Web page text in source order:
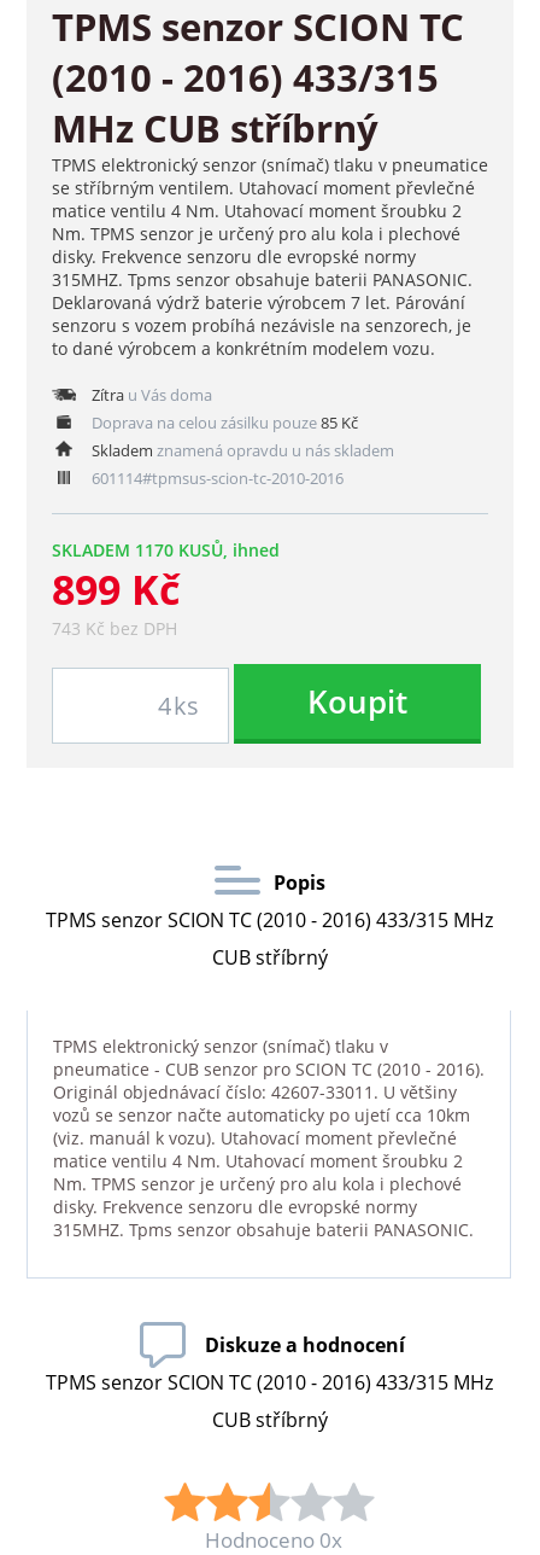
TPMS senzor SCION TC
(2010 - 2016) 433/315
MHz CUB stříbrný
TPMS elektronický senzor (snímač) tlaku v pneumatice
se stříbrným ventilem. Utahovací moment převlečné
matice ventilu 4 Nm. Utahovací moment šroubku 2
Nm. TPMS senzor je určený pro alu kola i plechové
disky. Frekvence senzoru dle evropské normy
315MHZ. Tpms senzor obsahuje baterii PANASONIC.
Deklarovaná výdrž baterie výrobcem 7 let. Párování
senzoru s vozem probíhá nezávisle na senzorech, je
to dané výrobcem a konkrétním modelem vozu.
Zítrau Vás doma
Doprava na celou zásilku pouze85 Kč
Skladem znamená opravdu u nás skladem
601114#tpmsus-scion-tc-2010-2016
SKLADEM 1170 KUSŮ, ihned
899 Kč
743 Kč bez DPH
ks Koupit
Popis
TPMS senzor SCION TC (2010 - 2016) 433/315 MHz
CUB stříbrný
TPMS elektronický senzor (snímač) tlaku v
pneumatice - CUB senzor pro SCION TC (2010 - 2016).
Originál objednávací číslo: 42607-33011. U většiny
vozů se senzor načte automaticky po ujetí cca 10km
(viz. manuál k vozu). Utahovací moment převlečné
matice ventilu 4 Nm. Utahovací moment šroubku 2
Nm. TPMS senzor je určený pro alu kola i plechové
disky. Frekvence senzoru dle evropské normy
315MHZ. Tpms senzor obsahuje baterii PANASONIC.
Diskuze a hodnocení
TPMS senzor SCION TC (2010 - 2016) 433/315 MHz
CUB stříbrný
Hodnoceno 0x